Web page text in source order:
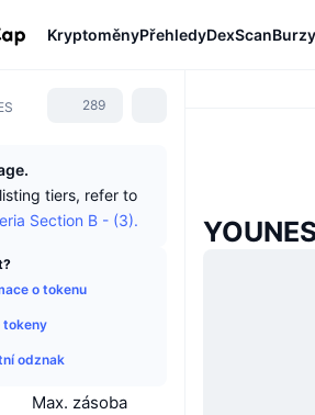
KryptoměnyPřehledyDexScanBurzy
289
tiers, refer to
Section B - (3).
o tokenu
tokeny
odznak
Max. zásoba